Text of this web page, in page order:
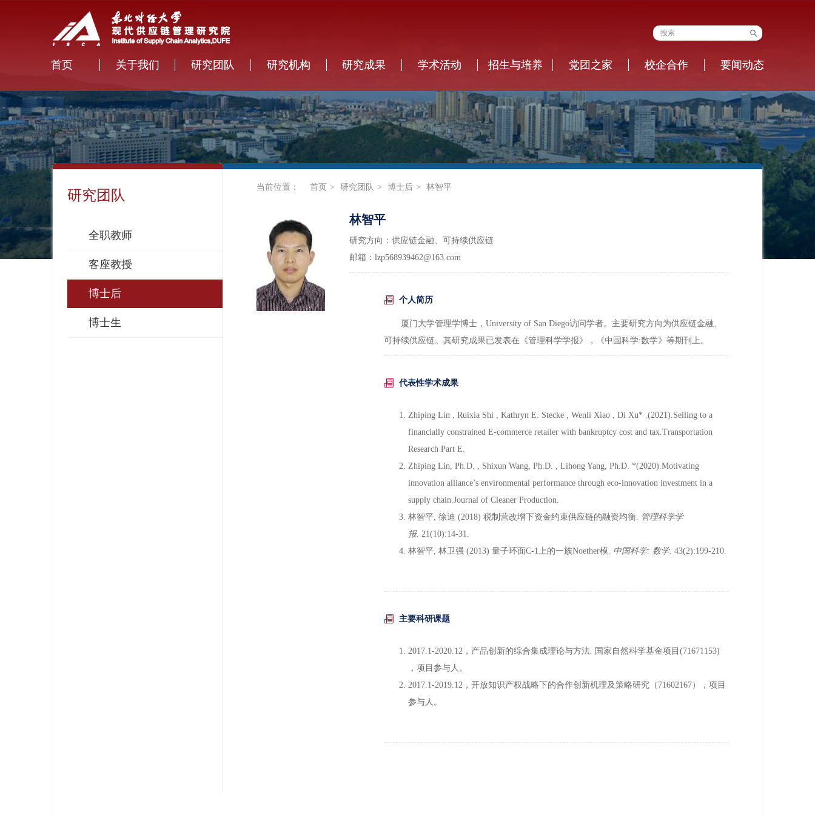
首页 关于我们 研究团队 研究机构 研究成果 学术活动 招生与培养 党团之家 校企合作 要闻动态
研究团队
全职教师
客座教授
博士后
博士生
当前位置： 首页 研究团队 博士后 林智平
林智平
研究方向：供应链金融、可持续供应链
邮箱：lzp568939462@163.com
个人简历
厦门大学管理学博士，University of San Diego访问学者。主要研究方向为供应链金融、
可持续供应链。其研究成果已发表在《管理科学学报》，《中国科学:数学》等期刊上。
代表性学术成果
Zhiping Lin , Ruixia Shi , Kathryn E. Stecke , Wenli Xiao , Di Xu* .(2021).Selling to a
financially constrained E-commerce retailer with bankruptcy cost and tax.Transportation
Research Part E.
Zhiping Lin, Ph.D. , Shixun Wang, Ph.D. , Lihong Yang, Ph.D. *(2020).Motivating
innovation alliance’s environmental performance through eco-innovation investment in a
supply chain.Journal of Cleaner Production.
林智平, 徐迪 (2018) 税制营改增下资金约束供应链的融资均衡.
管理科学学
报. 21(10):14-31.
林智平, 林卫强 (2013) 量子环面C-1上的一族Noether模. 中国科学: 数学. 43(2):199-210.
主要科研课题
2017.1-2020.12，产品创新的综合集成理论与方法. 国家自然科学基金项目(71671153)
，项目参与人。
2017.1-2019.12，开放知识产权战略下的合作创新机理及策略研究（71602167），项目
参与人。